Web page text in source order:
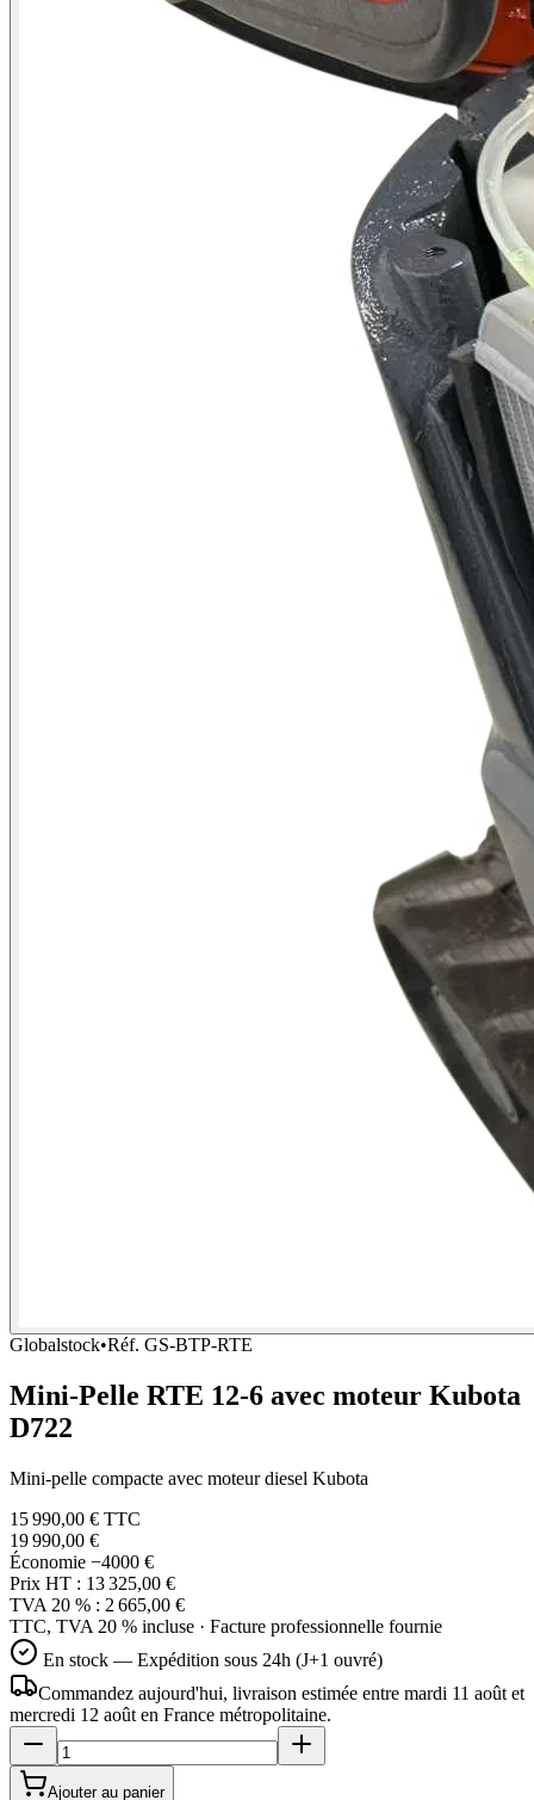
Globalstock•Réf. GS-BTP-RTE
Mini-Pelle RTE 12-6 avec moteur Kubota
D722
Mini-pelle compacte avec moteur diesel Kubota
15 990,00 € TTC
19 990,00 €
Économie −4000 €
Prix HT : 13 325,00 €
TVA 20 % : 2 665,00 €
TTC, TVA 20 % incluse · Facture professionnelle fournie
En stock — Expédition sous 24h (J+1 ouvré)
Commandez aujourd'hui, livraison estimée entre mardi 11 août et
mercredi 12 août en France métropolitaine.
Ajouter au panier